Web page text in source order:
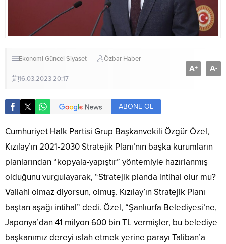
Ekonomi Güncel Siyaset Özbar Haber
16.03.2023 20:17
A+ A-
ABONE OL
Cumhuriyet Halk Partisi Grup Başkanvekili Özgür Özel,
Kızılay’ın 2021-2030 Stratejik Planı’nın başka kurumların
planlarından “kopyala-yapıştır” yöntemiyle hazırlanmış
olduğunu vurgulayarak, “Stratejik planda intihal olur mu?
Vallahi olmaz diyorsun, olmuş. Kızılay’ın Stratejik Planı
baştan aşağı intihal” dedi. Özel, “Şanlıurfa Belediyesi’ne,
Japonya’dan 41 milyon 600 bin TL vermişler, bu belediye
başkanımız dereyi ıslah etmek yerine parayı Taliban’a